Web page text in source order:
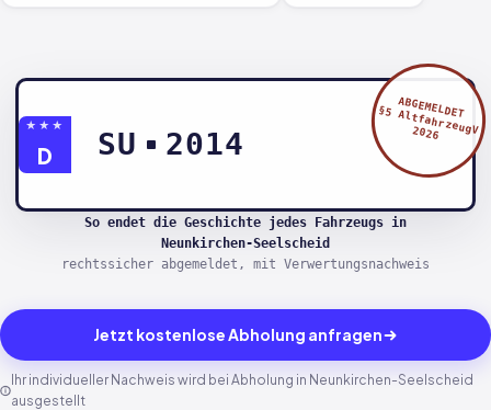
★★★
D SU 2014
ABGEMELDET
§5 AltfahrzeugV
2026
So endet die Geschichte jedes Fahrzeugs in
Neunkirchen-Seelscheid
rechtssicher abgemeldet, mit Verwertungsnachweis
Jetzt kostenlose Abholung anfragen
Ihr individueller Nachweis wird bei Abholung in Neunkirchen-Seelscheid
ausgestellt